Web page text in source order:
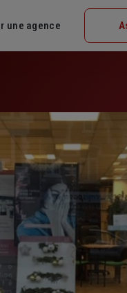
une agence